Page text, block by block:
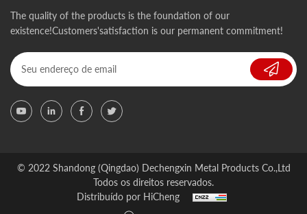
The quality of the products is the foundation of our
existence!Customers'satisfaction is our permanent commitment!
© 2022 Shandong (Qingdao) Dechengxin Metal Products Co.,Ltd
Todos os direitos reservados.
Distribuído por HiCheng